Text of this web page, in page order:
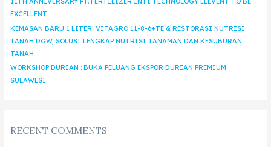
EXCELLENT
KEMASAN BARU 1 LITER! VITAGRO 11-8-6+TE & RESTORASI NUTRISI
TANAH DGW, SOLUSI LENGKAP NUTRISI TANAMAN DAN KESUBURAN
TANAH
WORKSHOP DURIAN : BUKA PELUANG EKSPOR DURIAN PREMIUM
SULAWESI
RECENT COMMENTS